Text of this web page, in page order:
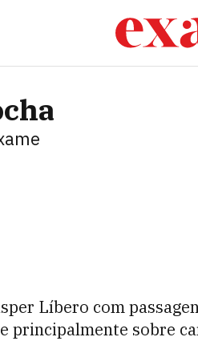
Líbero com
principalmente sobre